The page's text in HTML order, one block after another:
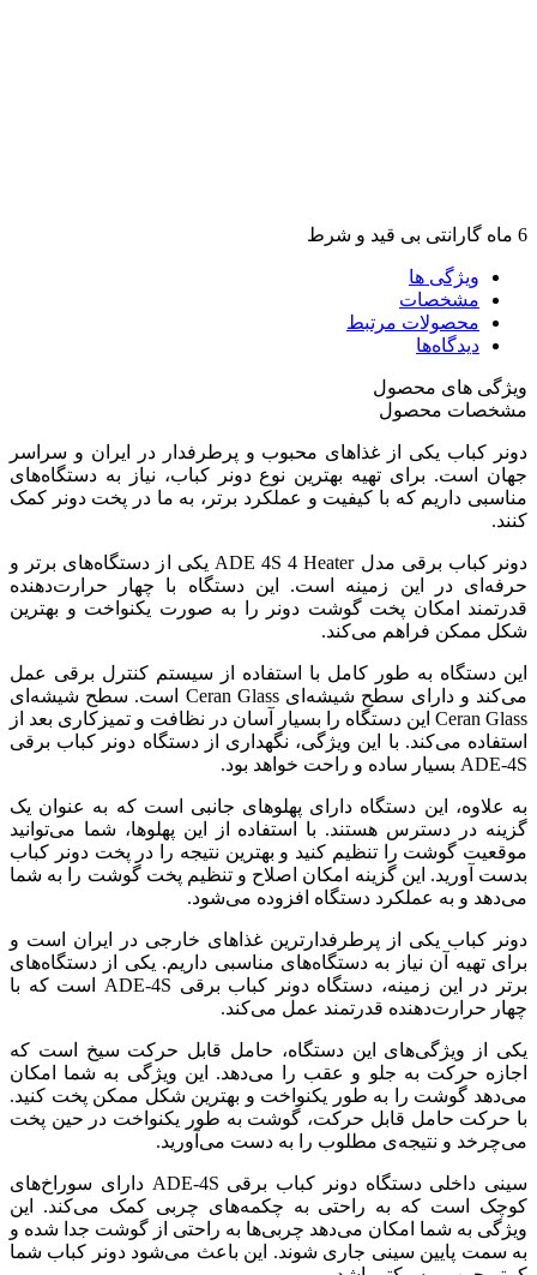
6 ماه گارانتی بی قید و شرط
ویژگی ها
مشخصات
محصولات مرتبط
دیدگاه‌ها
ویژگی های محصول
مشخصات محصول
دونر کباب یکی از غذاهای محبوب و پرطرفدار در ایران و سراسر
جهان است. برای تهیه بهترین نوع دونر کباب، نیاز به دستگاه‌های
مناسبی داریم که با کیفیت و عملکرد برتر، به ما در پخت دونر کمک
کنند.
دونر کباب برقی مدل ADE 4S 4 Heater یکی از دستگاه‌های برتر و
حرفه‌ای در این زمینه است. این دستگاه با چهار حرارت‌دهنده
قدرتمند امکان پخت گوشت دونر را به صورت یکنواخت و بهترین
شکل ممکن فراهم می‌کند.
این دستگاه به طور کامل با استفاده از سیستم کنترل برقی عمل
می‌کند و دارای سطح شیشه‌ای Ceran Glass است. سطح شیشه‌ای
Ceran Glass این دستگاه را بسیار آسان در نظافت و تمیزکاری بعد از
استفاده می‌کند. با این ویژگی، نگهداری از دستگاه دونر کباب برقی
ADE-4S بسیار ساده و راحت خواهد بود.
به علاوه، این دستگاه دارای پهلوهای جانبی است که به عنوان یک
گزینه در دسترس هستند. با استفاده از این پهلوها، شما می‌توانید
موقعیت گوشت را تنظیم کنید و بهترین نتیجه را در پخت دونر کباب
بدست آورید. این گزینه امکان اصلاح و تنظیم پخت گوشت را به شما
می‌دهد و به عملکرد دستگاه افزوده می‌شود.
دونر کباب یکی از پرطرفدارترین غذاهای خارجی در ایران است و
برای تهیه آن نیاز به دستگاه‌های مناسبی داریم. یکی از دستگاه‌های
برتر در این زمینه، دستگاه دونر کباب برقی ADE-4S است که با
چهار حرارت‌دهنده قدرتمند عمل می‌کند.
یکی از ویژگی‌های این دستگاه، حامل قابل حرکت سیخ است که
اجازه حرکت به جلو و عقب را می‌دهد. این ویژگی به شما امکان
می‌دهد گوشت را به طور یکنواخت و بهترین شکل ممکن پخت کنید.
با حرکت حامل قابل حرکت، گوشت به طور یکنواخت در حین پخت
می‌چرخد و نتیجه‌ی مطلوب را به دست می‌آورید.
سینی داخلی دستگاه دونر کباب برقی ADE-4S دارای سوراخ‌های
کوچک است که به راحتی به چکمه‌های چربی کمک می‌کند. این
ویژگی به شما امکان می‌دهد چربی‌ها به راحتی از گوشت جدا شده و
به سمت پایین سینی جاری شوند. این باعث می‌شود دونر کباب شما